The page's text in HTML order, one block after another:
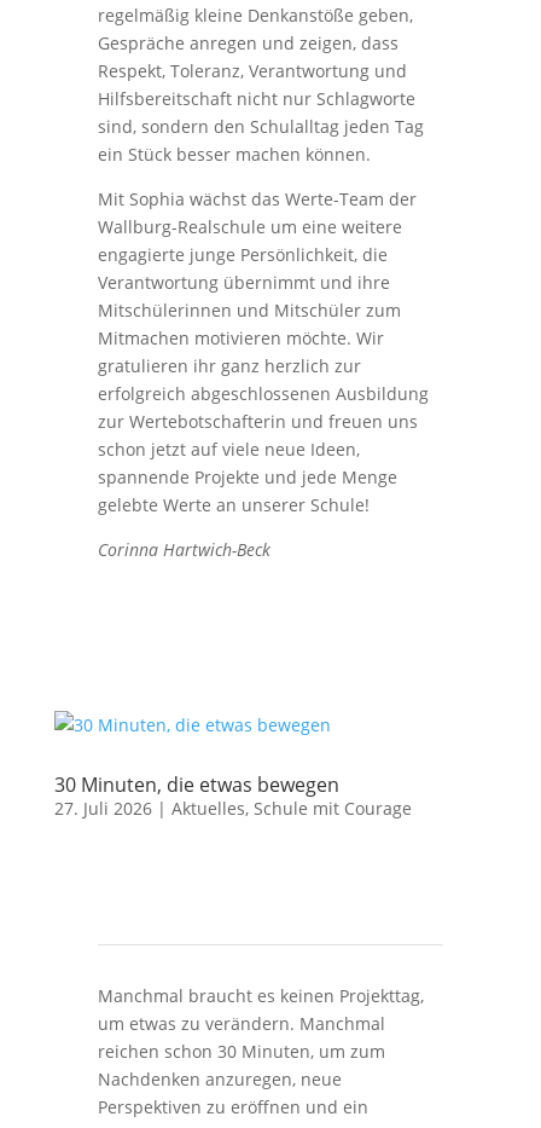
regelmäßig kleine Denkanstöße geben,
Gespräche anregen und zeigen, dass
Respekt, Toleranz, Verantwortung und
Hilfsbereitschaft nicht nur Schlagworte
sind, sondern den Schulalltag jeden Tag
ein Stück besser machen können.
Mit Sophia wächst das Werte-Team der
Wallburg-Realschule um eine weitere
engagierte junge Persönlichkeit, die
Verantwortung übernimmt und ihre
Mitschülerinnen und Mitschüler zum
Mitmachen motivieren möchte. Wir
gratulieren ihr ganz herzlich zur
erfolgreich abgeschlossenen Ausbildung
zur Wertebotschafterin und freuen uns
schon jetzt auf viele neue Ideen,
spannende Projekte und jede Menge
gelebte Werte an unserer Schule!
Corinna Hartwich-Beck
30 Minuten, die etwas bewegen
27. Juli 2026| Aktuelles, Schule mit Courage
Manchmal braucht es keinen Projekttag,
um etwas zu verändern. Manchmal
reichen schon 30 Minuten, um zum
Nachdenken anzuregen, neue
Perspektiven zu eröffnen und ein